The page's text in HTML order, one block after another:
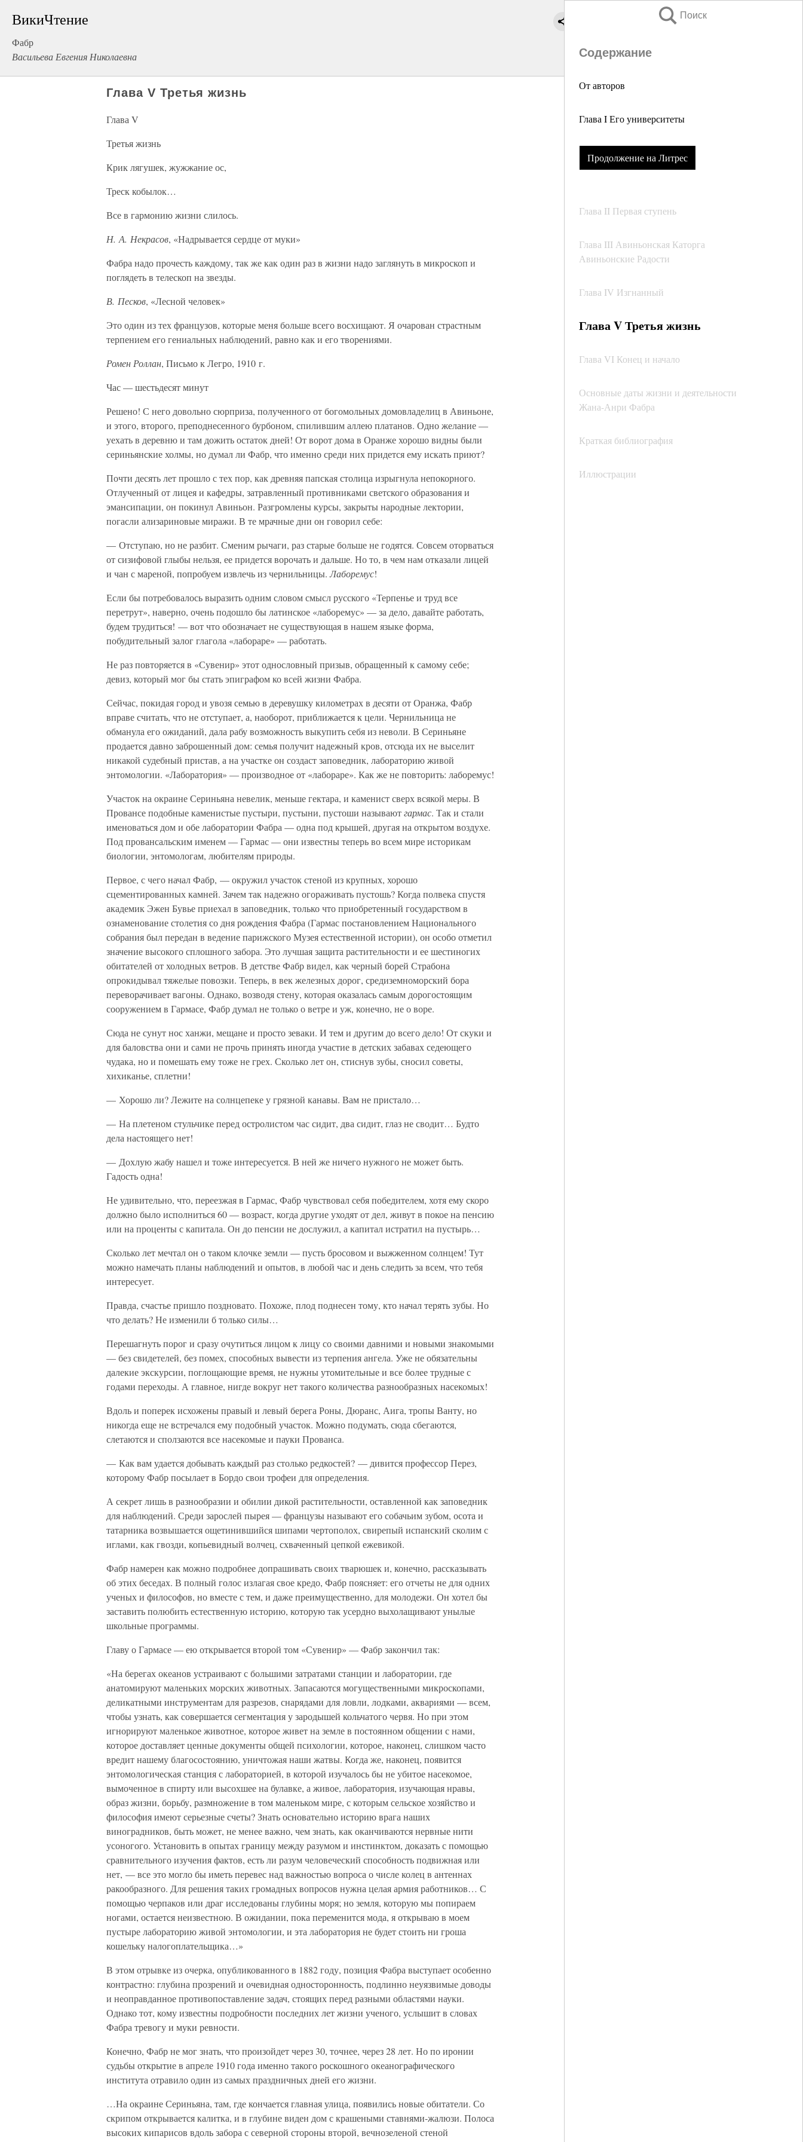
ВикиЧтение
Фабр
Васильева Евгения Николаевна
Поиск
Содержание
От авторов
Глава I Его университеты
Продолжение на Литрес
Глава II Первая ступень
Глава III Авиньонская Каторга
Авиньонские Радости
Глава IV Изгнанный
Глава V Третья жизнь
Глава VI Конец и начало
Основные даты жизни и деятельности
Жана-Анри Фабра
Краткая библиография
Иллюстрации
Глава V Третья жизнь
Глава V
Третья жизнь
Крик лягушек, жужжание ос,
Треск кобылок…
Все в гармонию жизни слилось.
Н. А. Некрасов, «Надрывается сердце от муки»
Фабра надо прочесть каждому, так же как один раз в жизни надо заглянуть в микроскоп и
поглядеть в телескоп на звезды.
В. Песков, «Лесной человек»
Это один из тех французов, которые меня больше всего восхищают. Я очарован страстным
терпением его гениальных наблюдений, равно как и его творениями.
Ромен Роллан, Письмо к Легро, 1910 г.
Час — шестьдесят минут
Решено! С него довольно сюрприза, полученного от богомольных домовладелиц в Авиньоне,
и этого, второго, преподнесенного бурбоном, спилившим аллею платанов. Одно желание —
уехать в деревню и там дожить остаток дней! От ворот дома в Оранже хорошо видны были
сериньянские холмы, но думал ли Фабр, что именно среди них придется ему искать приют?
Почти десять лет прошло с тех пор, как древняя папская столица изрыгнула непокорного.
Отлученный от лицея и кафедры, затравленный противниками светского образования и
эмансипации, он покинул Авиньон. Разгромлены курсы, закрыты народные лектории,
погасли ализариновые миражи. В те мрачные дни он говорил себе:
— Отступаю, но не разбит. Сменим рычаги, раз старые больше не годятся. Совсем оторваться
от сизифовой глыбы нельзя, ее придется ворочать и дальше. Но то, в чем нам отказали лицей
и чан с мареной, попробуем извлечь из чернильницы.Лаборемус!
Если бы потребовалось выразить одним словом смысл русского «Терпенье и труд все
перетрут», наверно, очень подошло бы латинское «лаборемус» — за дело, давайте работать,
будем трудиться! — вот что обозначает не существующая в нашем языке форма,
побудительный залог глагола «лабораре» — работать.
Не раз повторяется в «Сувенир» этот однословный призыв, обращенный к самому себе;
девиз, который мог бы стать эпиграфом ко всей жизни Фабра.
Сейчас, покидая город и увозя семью в деревушку километрах в десяти от Оранжа, Фабр
вправе считать, что не отступает, а, наоборот, приближается к цели. Чернильница не
обманула его ожиданий, дала рабу возможность выкупить себя из неволи. В Сериньяне
продается давно заброшенный дом: семья получит надежный кров, отсюда их не выселит
никакой судебный пристав, а на участке он создаст заповедник, лабораторию живой
энтомологии. «Лаборатория» — производное от «лабораре». Как же не повторить: лаборемус!
Участок на окраине Сериньяна невелик, меньше гектара, и каменист сверх всякой меры. В
Провансе подобные каменистые пустыри, пустыни, пустоши называютгармас. Так и стали
именоваться дом и обе лаборатории Фабра — одна под крышей, другая на открытом воздухе.
Под провансальским именем — Гармас — они известны теперь во всем мире историкам
биологии, энтомологам, любителям природы.
Первое, с чего начал Фабр, — окружил участок стеной из крупных, хорошо
сцементированных камней. Зачем так надежно огораживать пустошь? Когда полвека спустя
академик Эжен Бувье приехал в заповедник, только что приобретенный государством в
ознаменование столетия со дня рождения Фабра (Гармас постановлением Национального
собрания был передан в ведение парижского Музея естественной истории), он особо отметил
значение высокого сплошного забора. Это лучшая защита растительности и ее шестиногих
обитателей от холодных ветров. В детстве Фабр видел, как черный борей Страбона
опрокидывал тяжелые повозки. Теперь, в век железных дорог, средиземноморский бора
переворачивает вагоны. Однако, возводя стену, которая оказалась самым дорогостоящим
сооружением в Гармасе, Фабр думал не только о ветре и уж, конечно, не о воре.
Сюда не сунут нос ханжи, мещане и просто зеваки. И тем и другим до всего дело! От скуки и
для баловства они и сами не прочь принять иногда участие в детских забавах седеющего
чудака, но и помешать ему тоже не грех. Сколько лет он, стиснув зубы, сносил советы,
хихиканье, сплетни!
— Хорошо ли? Лежите на солнцепеке у грязной канавы. Вам не пристало…
— На плетеном стульчике перед остролистом час сидит, два сидит, глаз не сводит… Будто
дела настоящего нет!
— Дохлую жабу нашел и тоже интересуется. В ней же ничего нужного не может быть.
Гадость одна!
Не удивительно, что, переезжая в Гармас, Фабр чувствовал себя победителем, хотя ему скоро
должно было исполниться 60 — возраст, когда другие уходят от дел, живут в покое на пенсию
или на проценты с капитала. Он до пенсии не дослужил, а капитал истратил на пустырь…
Сколько лет мечтал он о таком клочке земли — пусть бросовом и выжженном солнцем! Тут
можно намечать планы наблюдений и опытов, в любой час и день следить за всем, что тебя
интересует.
Правда, счастье пришло поздновато. Похоже, плод поднесен тому, кто начал терять зубы. Но
что делать? Не изменили б только силы…
Перешагнуть порог и сразу очутиться лицом к лицу со своими давними и новыми знакомыми
— без свидетелей, без помех, способных вывести из терпения ангела. Уже не обязательны
далекие экскурсии, поглощающие время, не нужны утомительные и все более трудные с
годами переходы. А главное, нигде вокруг нет такого количества разнообразных насекомых!
Вдоль и поперек исхожены правый и левый берега Роны, Дюранс, Аига, тропы Ванту, но
никогда еще не встречался ему подобный участок. Можно подумать, сюда сбегаются,
слетаются и сползаются все насекомые и пауки Прованса.
— Как вам удается добывать каждый раз столько редкостей? — дивится профессор Перез,
которому Фабр посылает в Бордо свои трофеи для определения.
А секрет лишь в разнообразии и обилии дикой растительности, оставленной как заповедник
для наблюдений. Среди зарослей пырея — французы называют его собачьим зубом, осота и
татарника возвышается ощетинившийся шипами чертополох, свирепый испанский сколим с
иглами, как гвозди, копьевидный волчец, схваченный цепкой ежевикой.
Фабр намерен как можно подробнее допрашивать своих тварюшек и, конечно, рассказывать
об этих беседах. В полный голос излагая свое кредо, Фабр поясняет: его отчеты не для одних
ученых и философов, но вместе с тем, и даже преимущественно, для молодежи. Он хотел бы
заставить полюбить естественную историю, которую так усердно выхолащивают унылые
школьные программы.
Главу о Гармасе — ею открывается второй том «Сувенир» — Фабр закончил так:
«На берегах океанов устраивают с большими затратами станции и лаборатории, где
анатомируют маленьких морских животных. Запасаются могущественными микроскопами,
деликатными инструментам для разрезов, снарядами для ловли, лодками, аквариями — всем,
чтобы узнать, как совершается сегментация у зародышей кольчатого червя. Но при этом
игнорируют маленькое животное, которое живет на земле в постоянном общении с нами,
которое доставляет ценные документы общей психологии, которое, наконец, слишком часто
вредит нашему благосостоянию, уничтожая наши жатвы. Когда же, наконец, появится
энтомологическая станция с лабораторией, в которой изучалось бы не убитое насекомое,
вымоченное в спирту или высохшее на булавке, а живое, лаборатория, изучающая нравы,
образ жизни, борьбу, размножение в том маленьком мире, с которым сельское хозяйство и
философия имеют серьезные счеты? Знать основательно историю врага наших
виноградников, быть может, не менее важно, чем знать, как оканчиваются нервные нити
усоногого. Установить в опытах границу между разумом и инстинктом, доказать с помощью
сравнительного изучения фактов, есть ли разум человеческий способность подвижная или
нет, — все это могло бы иметь перевес над важностью вопроса о числе колец в антеннах
ракообразного. Для решения таких громадных вопросов нужна целая армия работников… С
помощью черпаков или драг исследованы глубины моря; но земля, которую мы попираем
ногами, остается неизвестною. В ожидании, пока переменится мода, я открываю в моем
пустыре лабораторию живой энтомологии, и эта лаборатория не будет стоить ни гроша
кошельку налогоплательщика…»
В этом отрывке из очерка, опубликованного в 1882 году, позиция Фабра выступает особенно
контрастно: глубина прозрений и очевидная односторонность, подлинно неуязвимые доводы
и неоправданное противопоставление задач, стоящих перед разными областями науки.
Однако тот, кому известны подробности последних лет жизни ученого, услышит в словах
Фабра тревогу и муки ревности.
Конечно, Фабр не мог знать, что произойдет через 30, точнее, через 28 лет. Но по иронии
судьбы открытие в апреле 1910 года именно такого роскошного океанографического
института отравило один из самых праздничных дней его жизни.
…На окраине Сериньяна, там, где кончается главная улица, появились новые обитатели. Со
скрипом открывается калитка, и в глубине виден дом с крашеными ставнями-жалюзи. Полоса
высоких кипарисов вдоль забора с северной стороны второй, вечнозеленой стеной